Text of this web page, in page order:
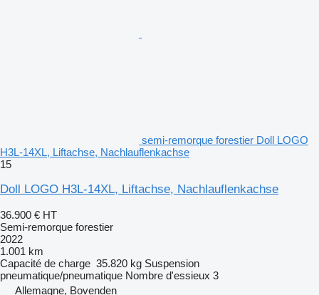
semi-remorque forestier Doll LOGO
H3L-14XL, Liftachse, Nachlauflenkachse
15
Doll LOGO H3L-14XL, Liftachse, Nachlauflenkachse
36.900 € HT
Semi-remorque forestier
2022
1.001 km
Capacité de charge 35.820 kg Suspension
pneumatique/pneumatique Nombre d'essieux 3
Allemagne, Bovenden